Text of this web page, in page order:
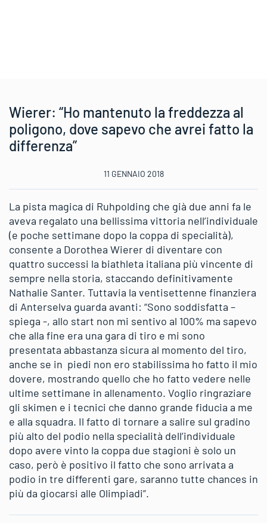
Wierer: “Ho mantenuto la freddezza al
poligono, dove sapevo che avrei fatto la
differenza”
11 GENNAIO 2018
La pista magica di Ruhpolding che già due anni fa le
aveva regalato una bellissima vittoria nell’individuale
(e poche settimane dopo la coppa di specialità),
consente a Dorothea Wierer di diventare con
quattro successi la biathleta italiana più vincente di
sempre nella storia, staccando definitivamente
Nathalie Santer. Tuttavia la ventisettenne finanziera
di Anterselva guarda avanti: “Sono soddisfatta –
spiega -, allo start non mi sentivo al 100% ma sapevo
che alla fine era una gara di tiro e mi sono
presentata abbastanza sicura al momento del tiro,
anche se in piedi non ero stabilissima ho fatto il mio
dovere, mostrando quello che ho fatto vedere nelle
ultime settimane in allenamento. Voglio ringraziare
gli skimen e i tecnici che danno grande fiducia a me
e alla squadra. Il fatto di tornare a salire sul gradino
più alto del podio nella specialità dell’individuale
dopo avere vinto la coppa due stagioni è solo un
caso, però è positivo il fatto che sono arrivata a
podio in tre differenti gare, saranno tutte chances in
più da giocarsi alle Olimpiadi”.